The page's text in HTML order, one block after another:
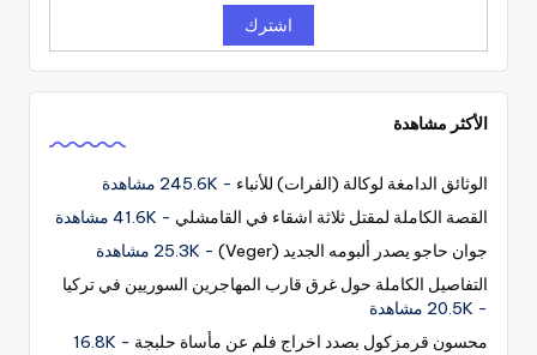
الأكثر مشاهدة
الوثائق الدامغة لوكالة (الفرات) للأنباء - 245.6K مشاهدة
القصة الكاملة لمقتل ثلاثة اشقاء في القامشلي - 41.6K مشاهدة
جوان حاجو يصدر ألبومه الجديد (Veger)
- 25.3K مشاهدة
التفاصيل الكاملة حول غرق قارب المهاجرين السوريين في تركيا
- 20.5K مشاهدة
محسون قرمزكول بصدد اخراج فلم عن مأساة حلبجة
- 16.8K